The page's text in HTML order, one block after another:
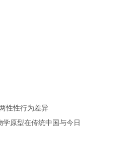
性性行为差异
原型在传统中国与今日